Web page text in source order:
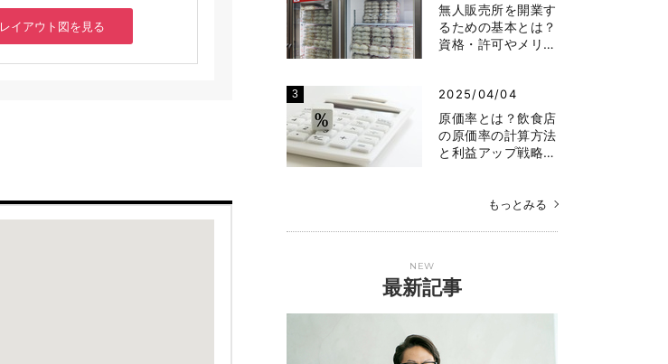
レイアウト図を見る
無人販売所を開業す
るための基本とは？
資格・許可やメリ…
2025/04/04
原価率とは？飲食店
の原価率の計算方法
と利益アップ戦略…
もっとみる
NEW
最新記事